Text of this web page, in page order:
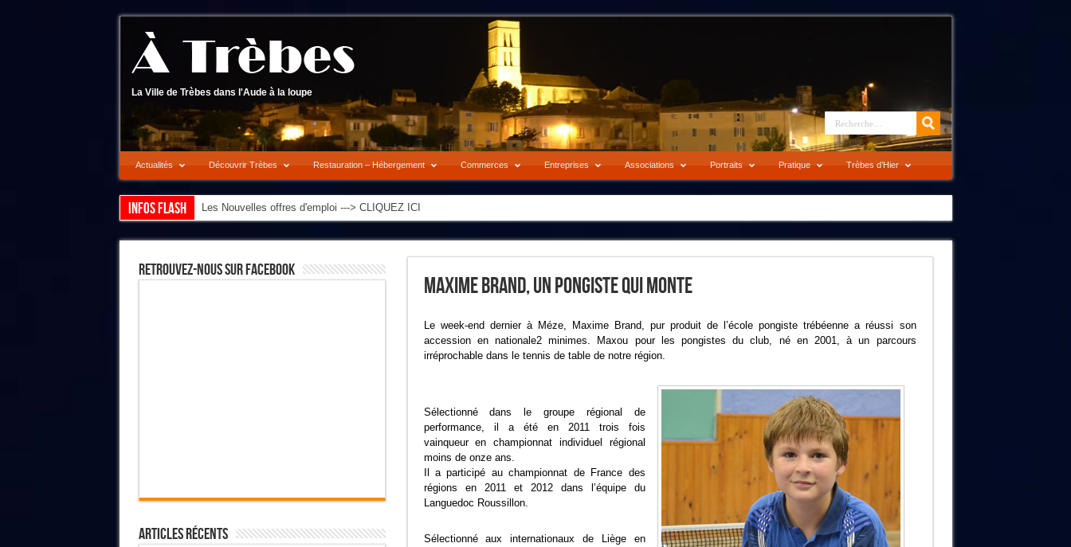
La Ville de Trèbes dans l'Aude à la loupe
Actualités Découvrir Trèbes Restauration – Hébergement Commerces Entreprises Associations Portraits Pratique Trèbes d’Hier
Infos flash Les Nouvelles offres d'emploi ---> CLIQUEZ ICI
Maxime Brand, Un Pongiste Qui Monte
Le week-end dernier à Méze, Maxime Brand, pur produit de l’école pongiste trébéenne a réussi son
accession en nationale2 minimes. Maxou pour les pongistes du club, né en 2001, à un parcours
irréprochable dans le tennis de table de notre région.
Sélectionné dans le groupe régional de
performance, il a été en 2011 trois fois
vainqueur en championnat individuel régional
moins de onze ans.
Il a participé au championnat de France des
régions en 2011 et 2012 dans l’équipe du
Languedoc Roussillon.
Sélectionné aux internationaux de Liège en
Retrouvez-Nous Sur Facebook
Articles Récents